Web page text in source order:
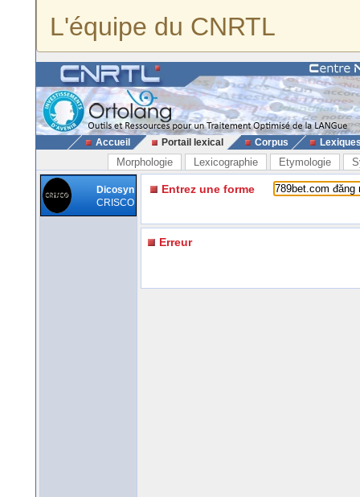
L'équipe du CNRTL
Accueil Portail lexical Corpus
Morphologie Lexicographie Etymologie
Dicosyn
CRISCO
Entrez une forme
Erreur